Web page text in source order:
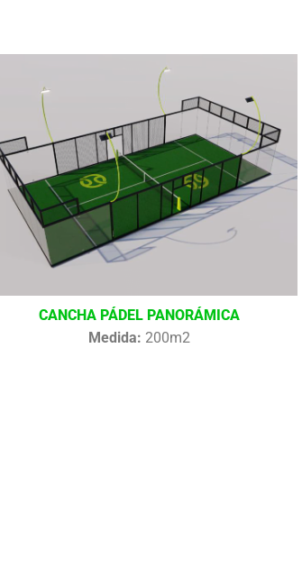
CANCHA PÁDEL PANORÁMICA
Medida: 200m2